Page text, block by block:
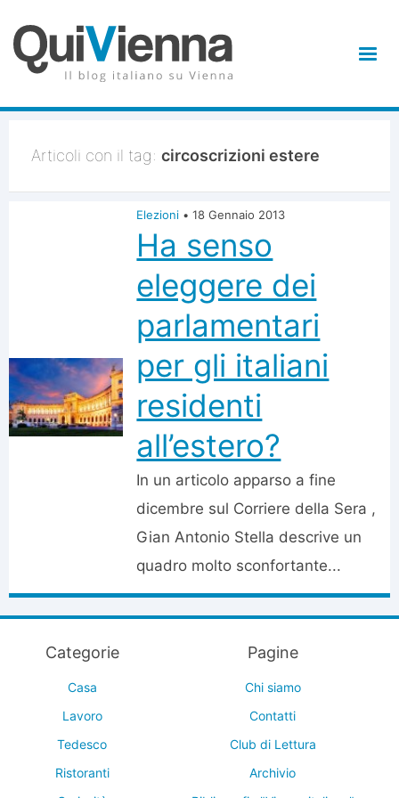
Articoli con il tag: circoscrizioni estere
Elezioni • 18 Gennaio 2013
Ha senso
eleggere dei
parlamentari
per gli italiani
residenti
all’estero?
In un articolo apparso a fine
dicembre sul Corriere della Sera ,
Gian Antonio Stella descrive un
quadro molto sconfortante...
Categorie
Casa
Lavoro
Tedesco
Ristoranti
Pagine
Chi siamo
Contatti
Club di Lettura
Archivio